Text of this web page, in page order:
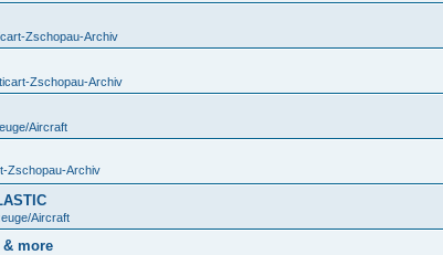
Zschopau-Archiv
Zschopau-Archiv
Aircraft
Zschopau-Archiv
Aircraft
& more